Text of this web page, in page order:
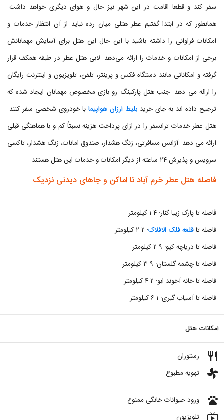
سفر کند و قطعا اقامت در این شهر نیز حال و هوای دیگری خواهد داشت.
همانطور که در ابتدا گفتیم عطر هتلی میان رده نباید از آن انتظار خدمات و
امکانات فراوانی را داشته باشید با این حال این هتل برای آسایش مهمانانش
برخی از امکانات و خدمات را ارائه می‌دهد. لابی هتل عطر در طبقه همکف قرار
گرفته و امکاناتی مانند دستگاه فکس و پرینتر، تلفن، تلویزیون و اینترنت رایگان
را ارائه می دهد. جنب هتل پارکینگ رو بازی مخصوص مهمانان ایجاد شده که
ترجیح داده اند به جای خرید بلیط ارزان هواپیمابا خودروی شخصی سفر کنند.
هتل عطر خدمات ترانسفر را در ازای پرداخت هزینه نسبتاً کم و با هماهنگی قبلی
ارائه می‌ دهد. آژانس مسافرتی، زنگ هشدار، صندوق امانات، زنگ هشدار، تاکسی
سرویس و پذیرش ۲۴ ساعته از دیگر امکانات و خدمات این هتل هستند.
فاصله هتل عطر خرم آباد تا اماکن و جاهای دیدنی نزدیک
فاصله تا پارک زیبا کنار: ۱.۴ کیلومتر
فاصله تاقلعه فلک الافلاک: ۲.۲ کیلومتر
فاصله تا دریاچه کیو: ۲.۹ کیلومتر
فاصله تا چشمه گلستان: ۳.۹ کیلومتر
فاصله تا خانه آخوند ابو: ۴.۲ کیلومتر
فاصله تا آسیاب گبری: ۶.۱ کیلومتر
امکانات هتل
restaurant رستوران
toys تهویه مطبوع
pets ورود حیوانات خانگی ممنوع
live_tv تلویزیون